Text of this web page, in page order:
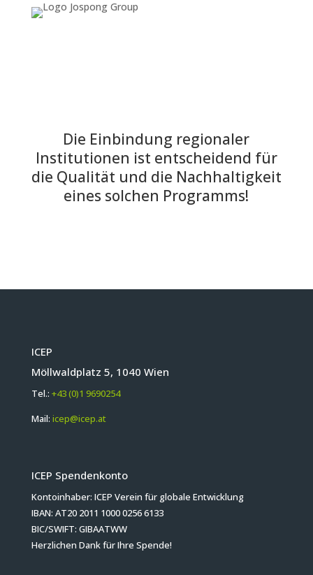
Die Einbindung regionaler
Institutionen ist entscheidend für
die Qualität und die Nachhaltigkeit
eines solchen Programms!
ICEP
Möllwaldplatz 5, 1040 Wien
Tel.: +43 (0)1 9690254
Mail: icep@icep.at
ICEP Spendenkonto
Kontoinhaber: ICEP Verein für globale Entwicklung
IBAN: AT20 2011 1000 0256 6133
BIC/SWIFT: GIBAATWW
Herzlichen Dank für Ihre Spende!